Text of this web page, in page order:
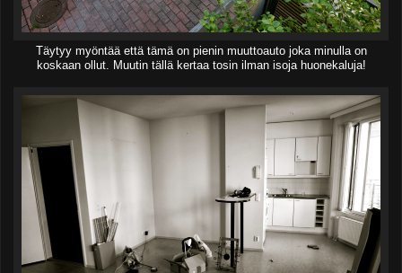
Täytyy myöntää että tämä on pienin muuttoauto joka minulla on
koskaan ollut. Muutin tällä kertaa tosin ilman isoja huonekaluja!